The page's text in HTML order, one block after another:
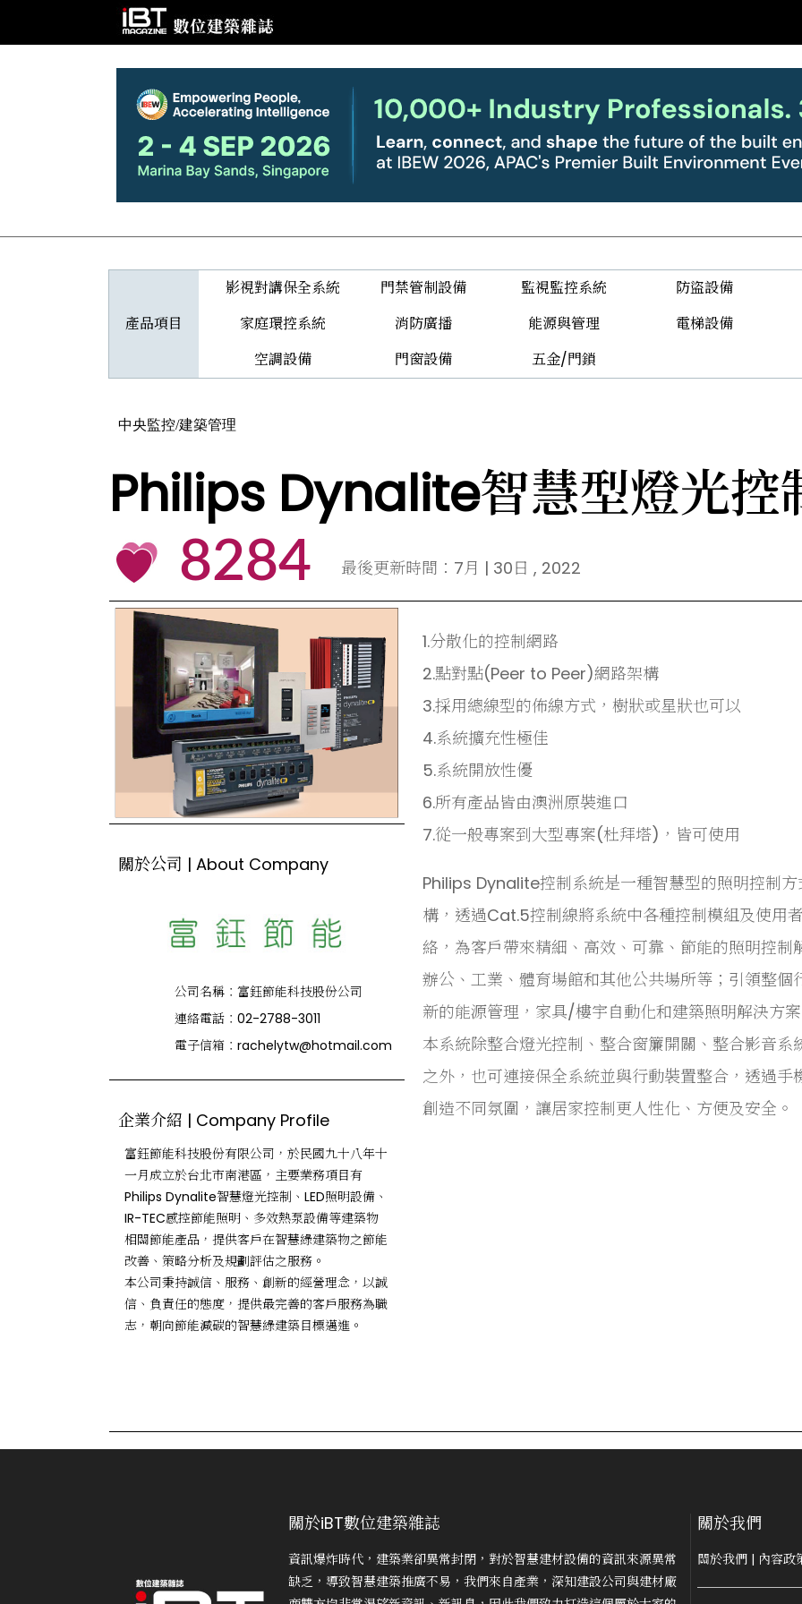
產品項目
影視對講保全系統 門禁管制設備 監視監控系統 防盜設備
家庭環控系統
消防廣播 能源與管理
電梯設備
空調設備
門窗設備 五金/門鎖
中央監控/建築管理
Philips Dynalite智慧型燈光控
8284 最後更新時間：7月 | 30日 , 2022
關於公司 | About Company
公司名稱： 富鈺節能科技股份公司
連絡電話： 02-2788-3011
電子信箱： rachelytw@hotmail.com
企業介紹 | Company Profile
富鈺節能科技股份有限公司，於民國九十八年十
一月成立於台北市南港區，主要業務項目有
Philips Dynalite智慧燈光控制、LED照明設備、
IR-TEC感控節能照明、多效熱泵設備等建築物
相關節能產品，提供客戶在智慧綠建築物之節能
改善、策略分析及規劃評估之服務。
本公司秉持誠信、服務、創新的經營理念，以誠
信、負責任的態度，提供最完善的客戶服務為職
志，朝向節能減碳的智慧綠建築目標邁進。
1.分散化的控制網路
2.點對點(Peer to Peer)網路架構
3.採用總線型的佈線方式，樹狀或星狀也可以
4.系統擴充性極佳
5.系統開放性優
6.所有產品皆由澳洲原裝進口
7.從一般專案到大型專案(杜拜塔)，皆可使用
Philips Dynalite控制系統是一種智慧型的照明控制
構，透過Cat.5控制線將系統中各種控制模組及使用
絡，為客戶帶來精細、高效、可靠、節能的照明控
辦公、工業、體育場館和其他公共場所等；引領整
新的能源管理，家具/樓宇自動化和建築照明解決方
本系統除整合燈光控制、整合窗簾開關、整合影音
之外，也可連接保全系統並與行動裝置整合，透過
創造不同氛圍，讓居家控制更人性化、方便及安全。
關於iBT數位建築雜誌
資訊爆炸時代，建築業卻異常封閉，對於智慧建材設備的資訊來源異常
缺乏，導致智慧建築推廣不易，我們來自產業，深知建設公司與建材廠
關於我們
關於我們 | 內容政